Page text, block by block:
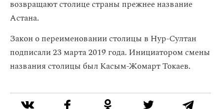
возвращают столице страны прежнее название
Астана.
Закон о переименовании столицы в Нур-Султан
подписали 23 марта 2019 года. Инициатором смены
названия столицы был Касым-Жомарт Токаев.